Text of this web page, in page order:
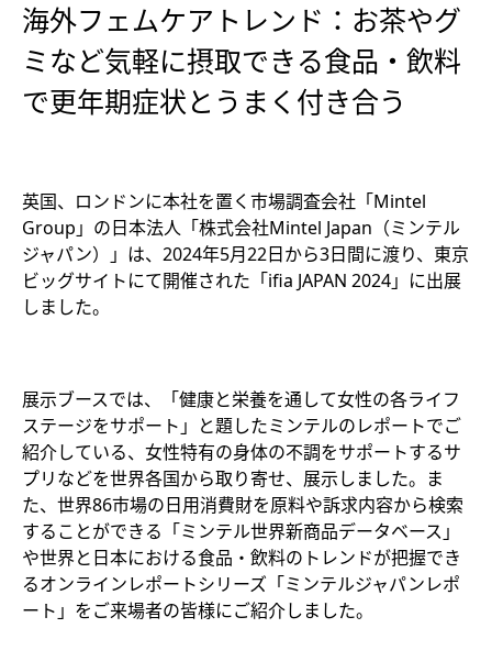
海外フェムケアトレンド：お茶やグ
ミなど気軽に摂取できる食品・飲料
で更年期症状とうまく付き合う
英国、ロンドンに本社を置く市場調査会社「Mintel
Group」の日本法人「株式会社Mintel Japan（ミンテル
ジャパン）」は、2024年5月22日から3日間に渡り、東京
ビッグサイトにて開催された「ifia JAPAN 2024」に出展
しました。
展示ブースでは、「健康と栄養を通して女性の各ライフ
ステージをサポート」と題したミンテルのレポートでご
紹介している、女性特有の身体の不調をサポートするサ
プリなどを世界各国から取り寄せ、展示しました。ま
た、世界86市場の日用消費財を原料や訴求内容から検索
することができる「ミンテル世界新商品データベース」
や世界と日本における食品・飲料のトレンドが把握でき
るオンラインレポートシリーズ「ミンテルジャパンレポ
ート」をご来場者の皆様にご紹介しました。